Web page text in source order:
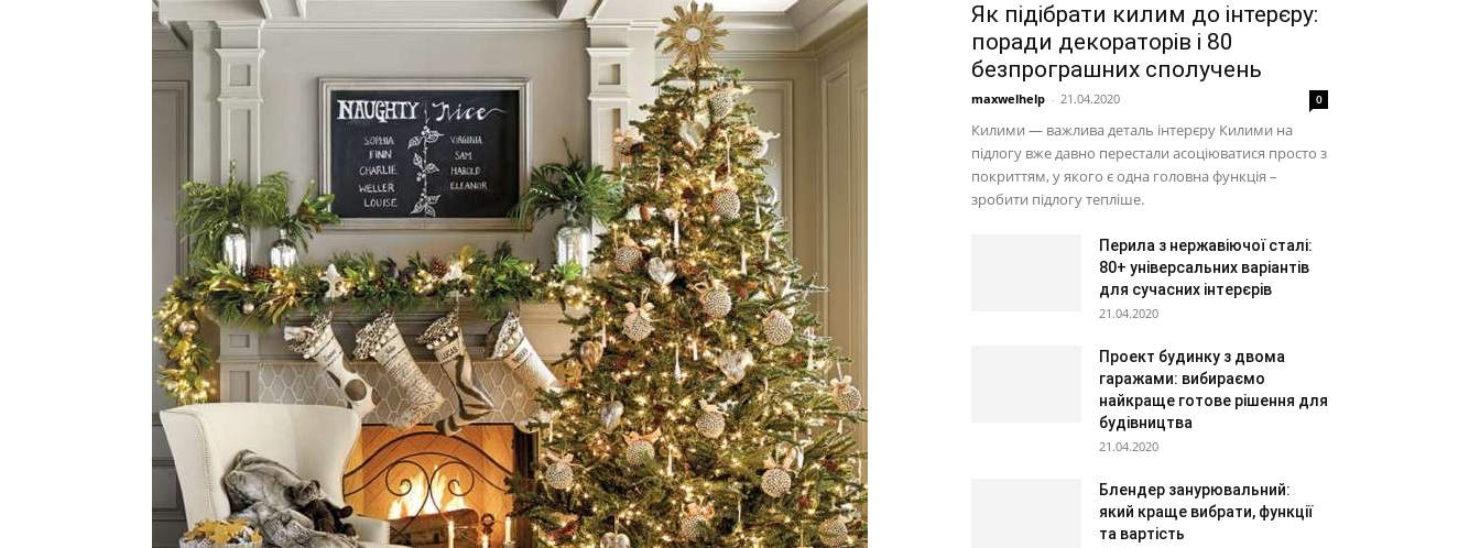
Як підібрати килим до інтерєру:
поради декораторів і 80
безпрограшних сполучень
maxwelhelp - 21.04.2020 0
Килими — важлива деталь інтерєру Килими на
підлогу вже давно перестали асоціюватися просто з
покриттям, у якого є одна головна функція –
зробити підлогу тепліше.
Перила з нержавіючої сталі:
80+ універсальних варіантів
для сучасних інтерєрів
21.04.2020
Проект будинку з двома
гаражами: вибираємо
найкраще готове рішення для
будівництва
21.04.2020
Блендер занурювальний:
який краще вибрати, функції
та вартість